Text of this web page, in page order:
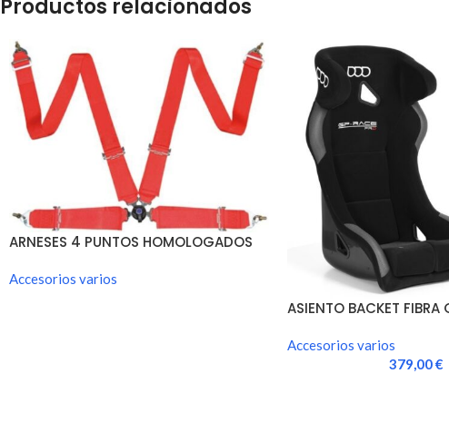
Productos relacionados
ARNESES 4 PUNTOS HOMOLOGADOS
Accesorios varios
ASIENTO BACKET FIBRA
Accesorios varios
379,00€